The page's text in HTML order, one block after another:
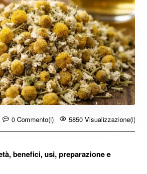
0 Commento(i) 5850 Visualizzazione(i)
benefici, usi, preparazione e